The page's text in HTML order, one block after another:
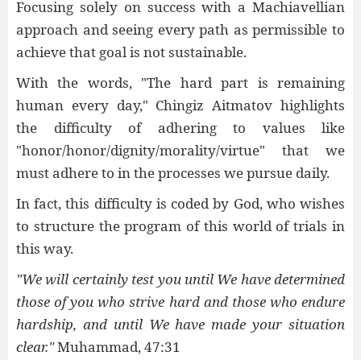
Focusing solely on success with a Machiavellian
approach and seeing every path as permissible to
achieve that goal is not sustainable.
With the words, "The hard part is remaining
human every day," Chingiz Aitmatov highlights
the difficulty of adhering to values ​​like
"honor/honor/dignity/morality/virtue" that we
must adhere to in the processes we pursue daily.
In fact, this difficulty is coded by God, who wishes
to structure the program of this world of trials in
this way.
"We will certainly test you until We have determined
those of you who strive hard and those who endure
hardship, and until We have made your situation
clear."Muhammad, 47:31